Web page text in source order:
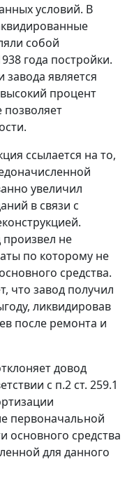
условий. В
собой
года постройки.
является
процент
позволяет
ссылается на то,
увеличил
в связи с
произвел не
по которому не
средства.
что завод получил
ликвидировав
после ремонта и
довод
с п.2 ст. 259.1
первоначальной
основного средства
для данного